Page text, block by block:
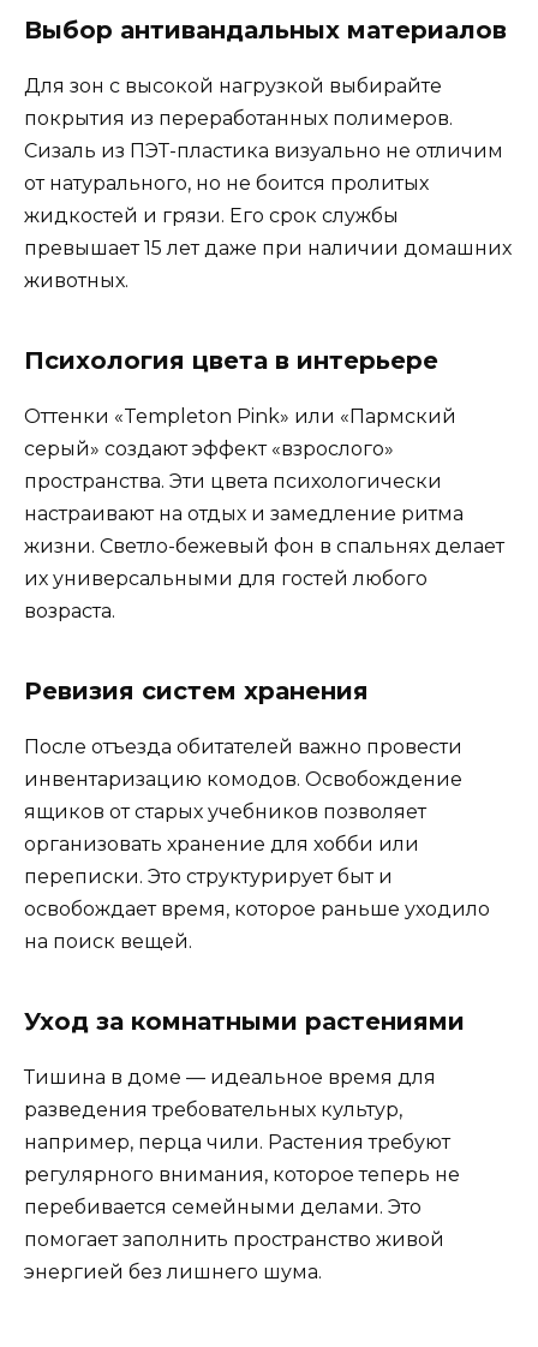
Выбор антивандальных материалов
Для зон с высокой нагрузкой выбирайте
покрытия из переработанных полимеров.
Сизаль из ПЭТ-пластика визуально не отличим
от натурального, но не боится пролитых
жидкостей и грязи. Его срок службы
превышает 15 лет даже при наличии домашних
животных.
Психология цвета в интерьере
Оттенки «Templeton Pink» или «Пармский
серый» создают эффект «взрослого»
пространства. Эти цвета психологически
настраивают на отдых и замедление ритма
жизни. Светло-бежевый фон в спальнях делает
их универсальными для гостей любого
возраста.
Ревизия систем хранения
После отъезда обитателей важно провести
инвентаризацию комодов. Освобождение
ящиков от старых учебников позволяет
организовать хранение для хобби или
переписки. Это структурирует быт и
освобождает время, которое раньше уходило
на поиск вещей.
Уход за комнатными растениями
Тишина в доме — идеальное время для
разведения требовательных культур,
например, перца чили. Растения требуют
регулярного внимания, которое теперь не
перебивается семейными делами. Это
помогает заполнить пространство живой
энергией без лишнего шума.